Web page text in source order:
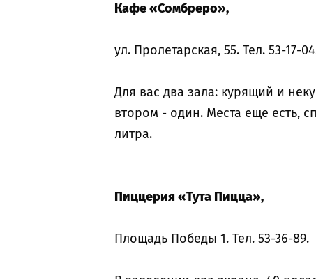
Кафе «Сомбреро»,
ул. Пролетарская, 55. Тел. 53-17-
Для вас два зала: курящий и
втором - один. Места еще есть,
литра.
Пиццерия «Тута Пицца»,
Площадь Победы 1. Тел. 53-36-89.